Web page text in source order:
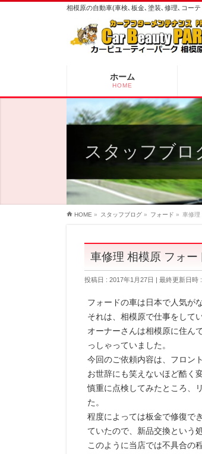
相模原の自動車(車検､板金､塗装､修理､コー
ホーム
HOME
スタッフブロ
HOME » スタッフブログ » フォード » 車修理
車修理 相模原 フォー
投稿日 : 2017年1月27日 最終更新日時
フォードの車は日本で人気が
それは、相模原で仕事をして
オーナーさんは相模原に住ん
っしゃっていました。
今回のご依頼内容は、フロン
お世辞にも笑えないほど酷く
慎重に点検してみたところ、
た。
程度によっては板金で修復で
ていたので、新品交換という
このように当店では不具合の